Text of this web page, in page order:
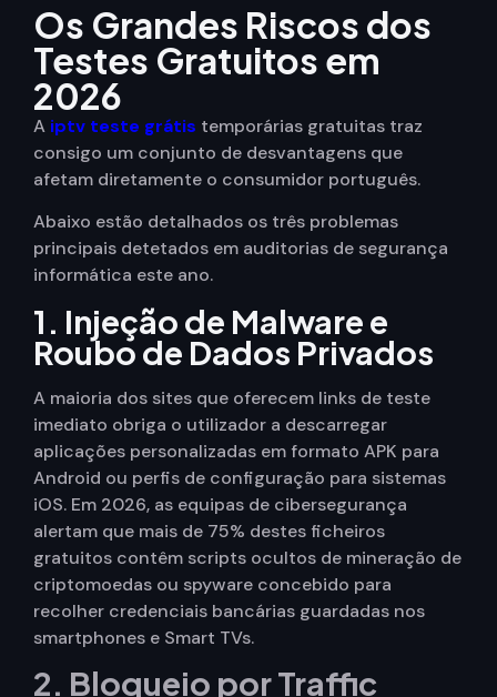
Os Grandes Riscos dos
Testes Gratuitos em
2026
A iptv teste grátis temporárias gratuitas traz
consigo um conjunto de desvantagens que
afetam diretamente o consumidor português.
Abaixo estão detalhados os três problemas
principais detetados em auditorias de segurança
informática este ano.
1. Injeção de Malware e
Roubo de Dados Privados
A maioria dos sites que oferecem links de teste
imediato obriga o utilizador a descarregar
aplicações personalizadas em formato APK para
Android ou perfis de configuração para sistemas
iOS. Em 2026, as equipas de cibersegurança
alertam que mais de 75% destes ficheiros
gratuitos contêm scripts ocultos de mineração de
criptomoedas ou spyware concebido para
recolher credenciais bancárias guardadas nos
smartphones e Smart TVs.
2. Bloqueio por Traffic